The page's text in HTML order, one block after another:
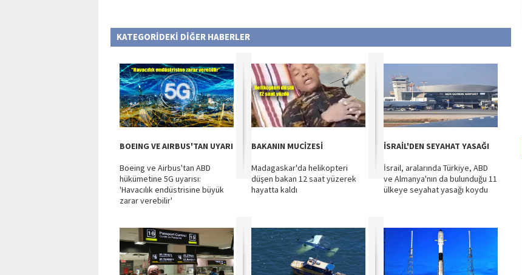
KATEGORİDEKİ DİĞER HABERLER
BOEING VE AIRBUS'TAN UYARI
Boeing ve Airbus'tan ABD
hükümetine 5G uyarısı:
'Havacılık endüstrisine büyük
zarar verebilir'
BAKANIN MUCİZESİ
Madagaskar'da helikopteri
düşen bakan 12 saat yüzerek
hayatta kaldı
İSRAİL'DEN SEYAHAT YASAĞI
İsrail, aralarında Türkiye, ABD
ve Almanya'nın da bulunduğu 11
ülkeye seyahat yasağı koydu